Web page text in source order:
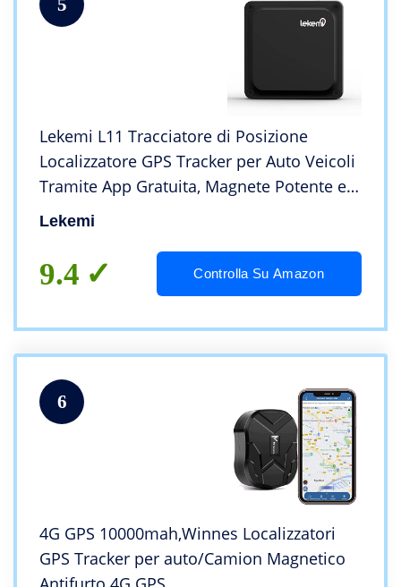
5
Lekemi L11 Tracciatore di Posizione
Localizzatore GPS Tracker per Auto Veicoli
Tramite App Gratuita, Magnete Potente e
Batteria da 6000mAh Color Nero
Lekemi
9.4 Controlla Su Amazon
6
4G GPS 10000mah,Winnes Localizzatori
GPS Tracker per auto/Camion Magnetico